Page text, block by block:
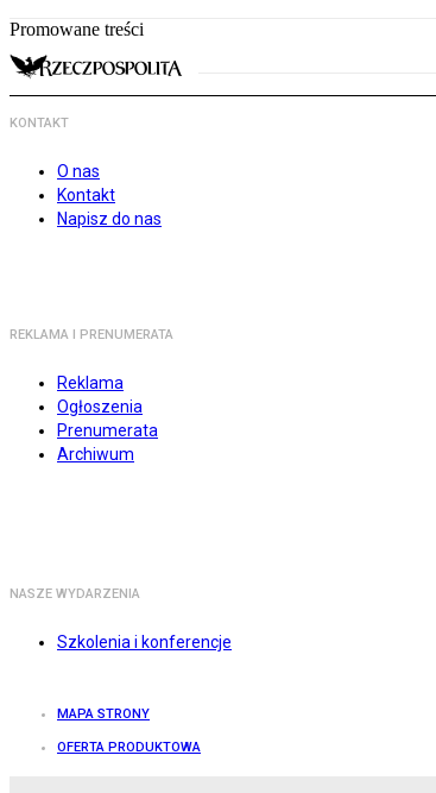
Promowane treści
KONTAKT
O nas
Kontakt
Napisz do nas
REKLAMA I PRENUMERATA
Reklama
Ogłoszenia
Prenumerata
Archiwum
NASZE WYDARZENIA
Szkolenia i konferencje
MAPA STRONY
OFERTA PRODUKTOWA